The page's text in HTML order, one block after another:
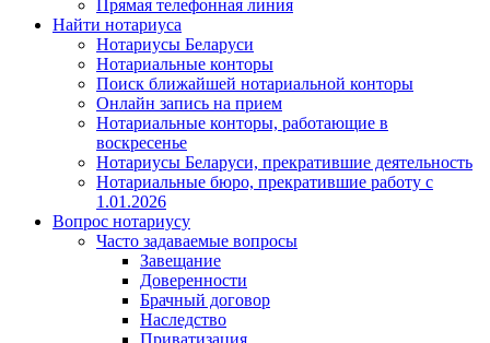
Прямая телефонная линия
Найти нотариуса
Нотариусы Беларуси
Нотариальные конторы
Поиск ближайшей нотариальной конторы
Онлайн запись на прием
Нотариальные конторы, работающие в
воскресенье
Нотариусы Беларуси, прекратившие деятельность
Нотариальные бюро, прекратившие работу с
1.01.2026
Вопрос нотариусу
Часто задаваемые вопросы
Завещание
Доверенности
Брачный договор
Наследство
Приватизация